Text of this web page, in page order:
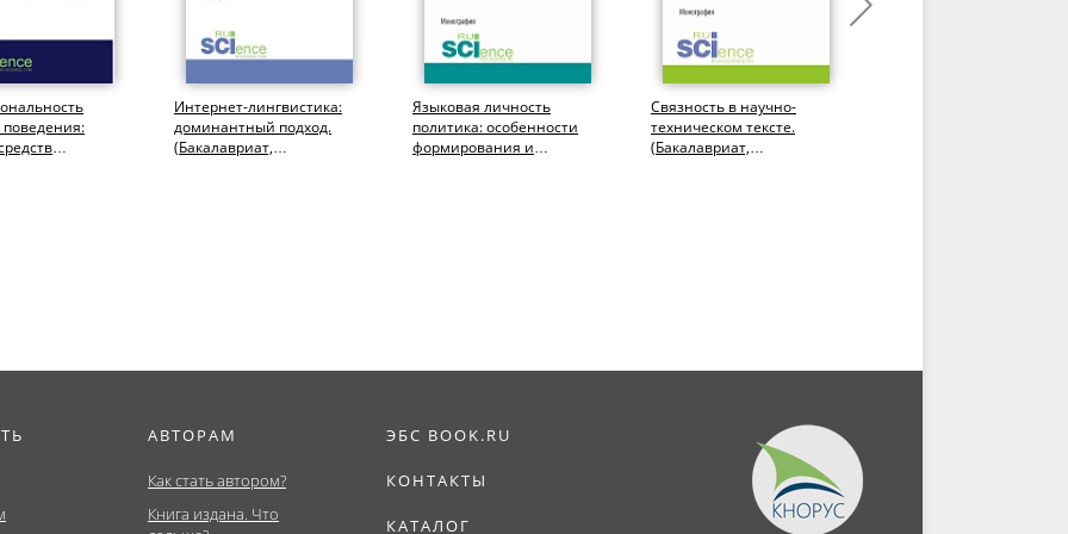
поведения:
Интернет-лингвистика:
доминантный подход.
(Бакалавриат,
Языковая личность
политика: особенности
формирования и
Связность в научно-
техническом тексте.
(Бакалавриат,
АВТОРАМ
Как стать автором?
Книга издана. Что
ЭБС BOOK.RU
КОНТАКТЫ
КАТАЛОГ